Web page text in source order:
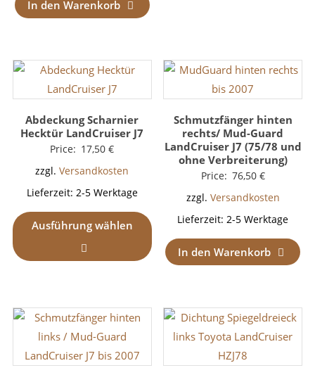
In den Warenkorb
Abdeckung Scharnier
Hecktür LandCruiser J7
Price: 17,50€
zzgl.Versandkosten
Lieferzeit: 2-5 Werktage
Ausführung wählen
Schmutzfänger hinten
rechts/ Mud-Guard
LandCruiser J7 (75/78 und
ohne Verbreiterung)
Price: 76,50 €
zzgl. Versandkosten
Lieferzeit:2-5 Werktage
In den Warenkorb